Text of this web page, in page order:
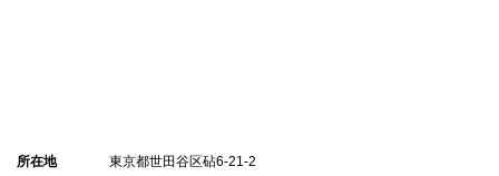
所在地 東京都世田谷区砧6-21-2